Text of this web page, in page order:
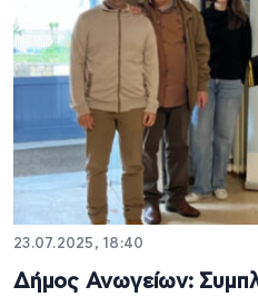
23.07.2025, 18:40
Δήμος Ανωγείων: